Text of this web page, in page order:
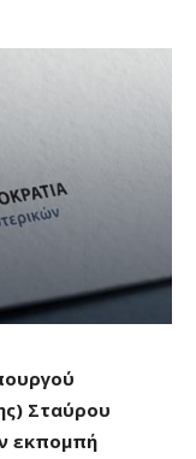
Σταύρου
εκπομπή